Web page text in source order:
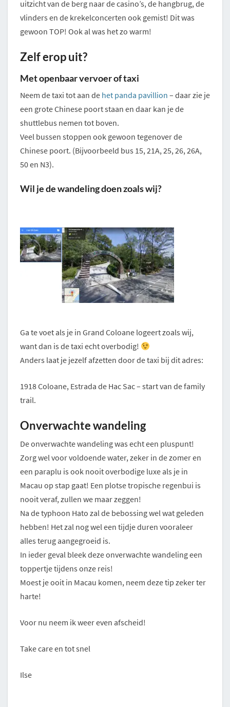
uitzicht van de berg naar de casino’s, de hangbrug, de
vlinders en de krekelconcerten ook gemist! Dit was
gewoon TOP! Ook al was het zo warm!
Zelf erop uit?
Met openbaar vervoer of taxi
Neem de taxi tot aan de het panda pavillion – daar zie je
een grote Chinese poort staan en daar kan je de
shuttlebus nemen tot boven.
Veel bussen stoppen ook gewoon tegenover de
Chinese poort. (Bijvoorbeeld bus 15, 21A, 25, 26, 26A,
50 en N3).
Wil je de wandeling doen zoals wij?
Ga te voet als je in Grand Coloane logeert zoals wij,
want dan is de taxi echt overbodig!
Anders laat je jezelf afzetten door de taxi bij dit adres:
1918 Coloane, Estrada de Hac Sac – start van de family
trail.
Onverwachte wandeling
De onverwachte wandeling was echt een pluspunt!
Zorg wel voor voldoende water, zeker in de zomer en
een paraplu is ook nooit overbodige luxe als je in
Macau op stap gaat! Een plotse tropische regenbui is
nooit veraf, zullen we maar zeggen!
Na de typhoon Hato zal de bebossing wel wat geleden
hebben! Het zal nog wel een tijdje duren vooraleer
alles terug aangegroeid is.
In ieder geval bleek deze onverwachte wandeling een
toppertje tijdens onze reis!
Moest je ooit in Macau komen, neem deze tip zeker ter
harte!
Voor nu neem ik weer even afscheid!
Take care en tot snel
Ilse